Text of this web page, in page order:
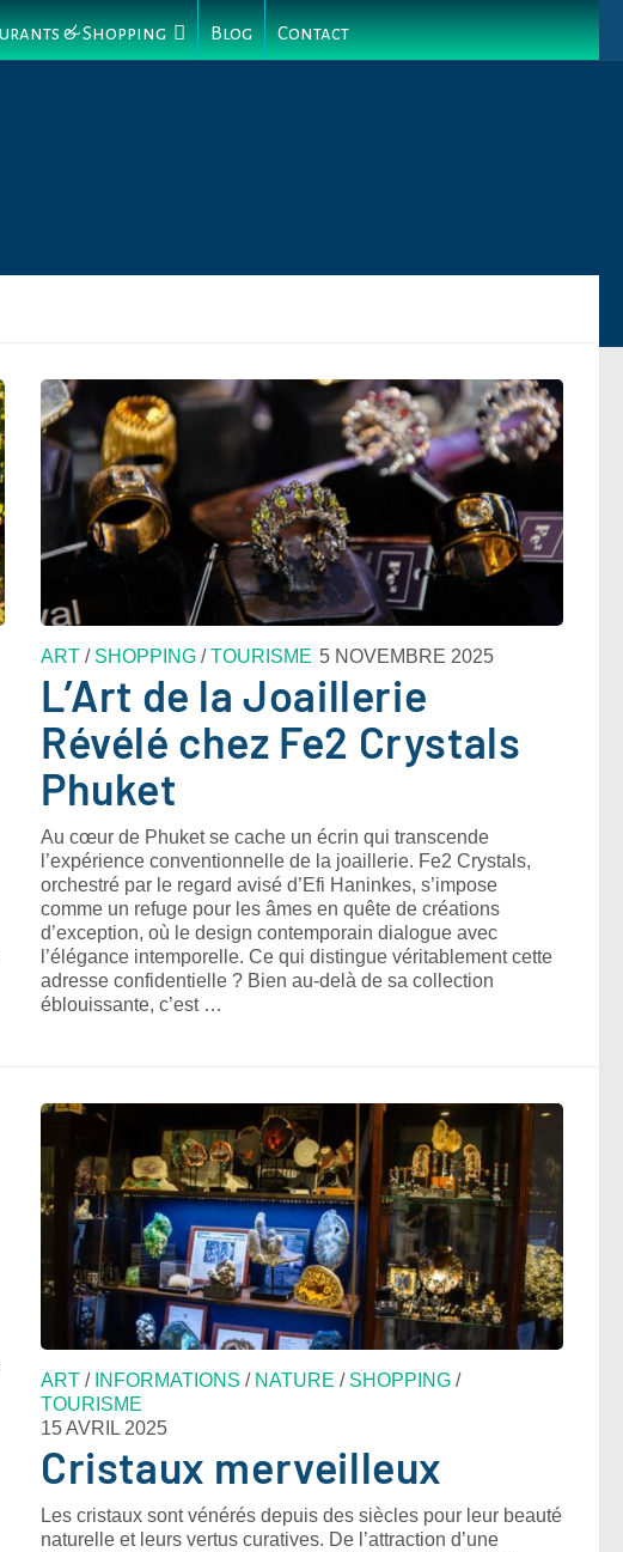
& Shopping Blog Contact
ART / SHOPPING /TOURISME 5 NOVEMBRE 2025
L’Art de la Joaillerie
Révélé chez Fe2 Crystals
Phuket
Au cœur de Phuket se cache un écrin qui transcende
l’expérience conventionnelle de la joaillerie. Fe2 Crystals,
orchestré par le regard avisé d’Efi Haninkes, s’impose
comme un refuge pour les âmes en quête de créations
d’exception, où le design contemporain dialogue avec
l’élégance intemporelle. Ce qui distingue véritablement cette
adresse confidentielle ? Bien au-delà de sa collection
éblouissante, c’est …
ART / INFORMATIONS / NATURE / SHOPPING /
TOURISME
15 AVRIL 2025
Cristaux merveilleux
Les cristaux sont vénérés depuis des siècles pour leur beauté
naturelle et leurs vertus curatives. De l’attraction d’une